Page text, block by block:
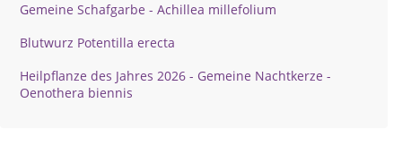
Gemeine Schafgarbe - Achillea millefolium
Blutwurz Potentilla erecta
Heilpflanze des Jahres 2026 - Gemeine Nachtkerze -
Oenothera biennis